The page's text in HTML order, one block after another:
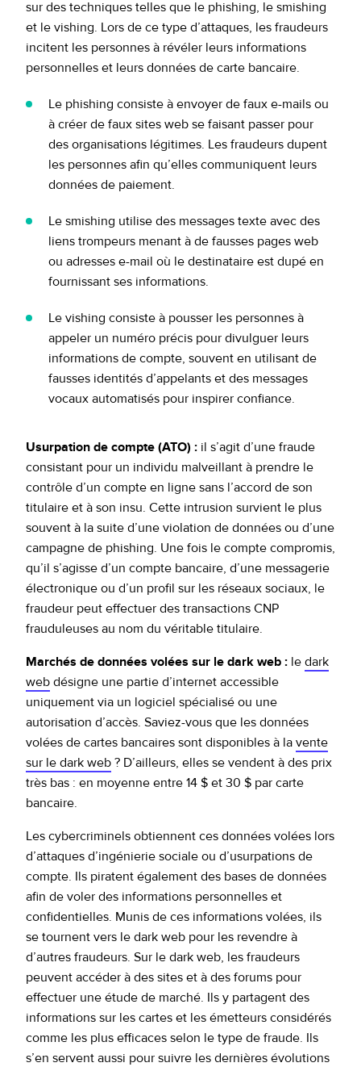
sur des techniques telles que le phishing, le smishing
et le vishing. Lors de ce type d’attaques, les fraudeurs
incitent les personnes à révéler leurs informations
personnelles et leurs données de carte bancaire.
Le phishing consiste à envoyer de faux e-mails ou
à créer de faux sites web se faisant passer pour
des organisations légitimes. Les fraudeurs dupent
les personnes afin qu’elles communiquent leurs
données de paiement.
Le smishing utilise des messages texte avec des
liens trompeurs menant à de fausses pages web
ou adresses e-mail où le destinataire est dupé en
fournissant ses informations.
Le vishing consiste à pousser les personnes à
appeler un numéro précis pour divulguer leurs
informations de compte, souvent en utilisant de
fausses identités d’appelants et des messages
vocaux automatisés pour inspirer confiance.
Usurpation de compte (ATO) : il s’agit d’une fraude
consistant pour un individu malveillant à prendre le
contrôle d’un compte en ligne sans l’accord de son
titulaire et à son insu. Cette intrusion survient le plus
souvent à la suite d’une violation de données ou d’une
campagne de phishing. Une fois le compte compromis,
qu’il s’agisse d’un compte bancaire, d’une messagerie
électronique ou d’un profil sur les réseaux sociaux, le
fraudeur peut effectuer des transactions CNP
frauduleuses au nom du véritable titulaire.
Marchés de données volées sur le dark web : le dark
web désigne une partie d’internet accessible
uniquement via un logiciel spécialisé ou une
autorisation d’accès. Saviez-vous que les données
volées de cartes bancaires sont disponibles à la vente
sur le dark web ? D’ailleurs, elles se vendent à des prix
très bas : en moyenne entre 14 $ et 30 $ par carte
bancaire.
Les cybercriminels obtiennent ces données volées lors
d’attaques d’ingénierie sociale ou d’usurpations de
compte. Ils piratent également des bases de données
afin de voler des informations personnelles et
confidentielles. Munis de ces informations volées, ils
se tournent vers le dark web pour les revendre à
d’autres fraudeurs. Sur le dark web, les fraudeurs
peuvent accéder à des sites et à des forums pour
effectuer une étude de marché. Ils y partagent des
informations sur les cartes et les émetteurs considérés
comme les plus efficaces selon le type de fraude. Ils
s’en servent aussi pour suivre les dernières évolutions